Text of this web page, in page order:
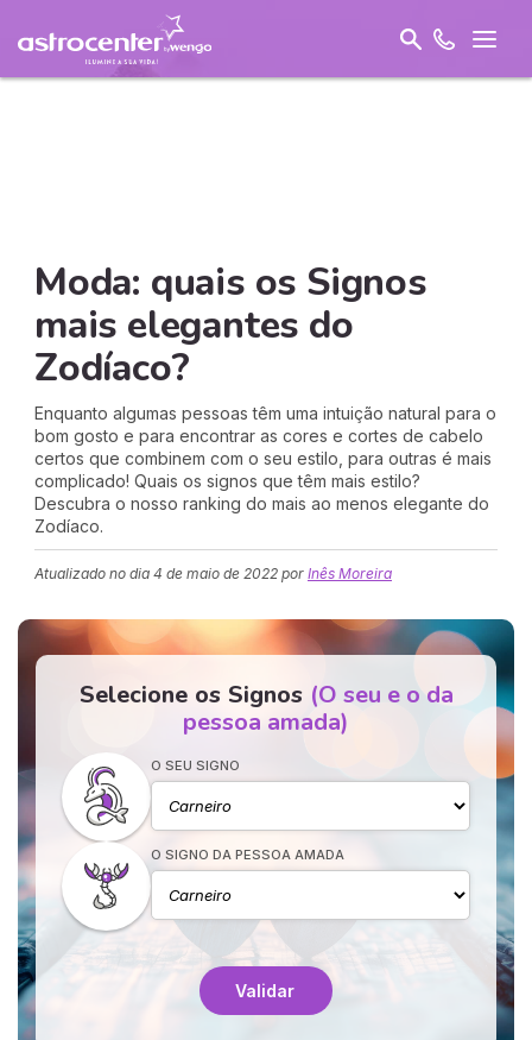
Moda: quais os Signos
mais elegantes do
Zodíaco?
Enquanto algumas pessoas têm uma intuição natural para o
bom gosto e para encontrar as cores e cortes de cabelo
certos que combinem com o seu estilo, para outras é mais
complicado! Quais os signos que têm mais estilo?
Descubra o nosso ranking do mais ao menos elegante do
Zodíaco.
Atualizado no dia 4 de maio de 2022 por Inês Moreira
Selecione os Signos (O seu e o da
pessoa amada)
O SEU SIGNO
O SIGNO DA PESSOA AMADA
Validar